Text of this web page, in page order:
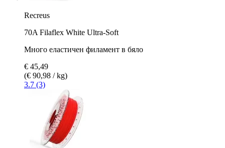
Recreus
70A Filaflex White Ultra-Soft
Много еластичен филамент в бяло
€ 45,49
(€ 90,98 / kg)
3.7 (3)